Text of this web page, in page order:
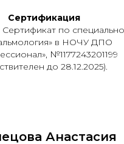
Сертификация
Сертификат по
в НОЧУ ДПО
№1177243201199
до 28.12.2025).
Анастасия